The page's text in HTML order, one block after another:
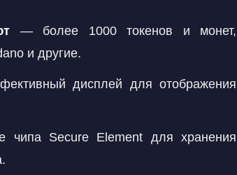
— более 1000 токенов и монет,
и другие.
дисплей для отображения
чипа Secure Element для хранения